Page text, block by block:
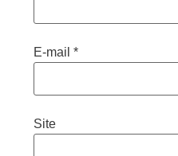
E-mail *
Site